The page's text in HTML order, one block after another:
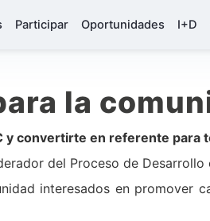
Participar Oportunidades I+D
la
y convertirte en referente para
del Proceso de
interesados en promover